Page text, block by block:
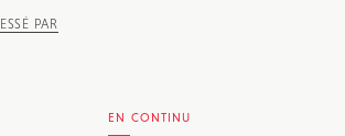
PAR
EN CONTINU